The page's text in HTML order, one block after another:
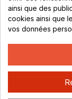
ainsi que des
cookies ainsi que
vos données